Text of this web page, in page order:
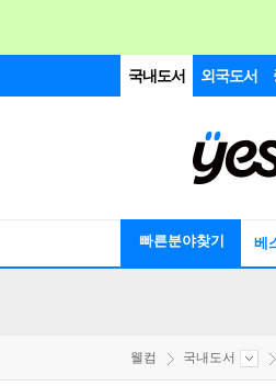
국내도서 외국도서
빠른분야찾기 베
웰컴 국내도서